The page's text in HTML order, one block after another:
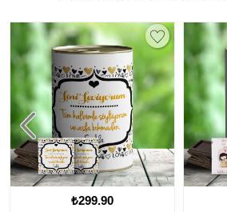
₺299.90